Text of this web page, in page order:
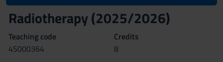
Radiotherapy (2025/2026)
Teaching code
4S000364
Credits
8